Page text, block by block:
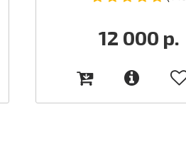
12 000 р.